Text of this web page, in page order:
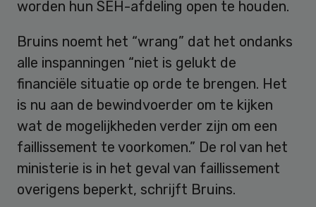
worden hun SEH-afdeling open te houden.
Bruins noemt het “wrang” dat het ondanks
alle inspanningen “niet is gelukt de
financiële situatie op orde te brengen. Het
is nu aan de bewindvoerder om te kijken
wat de mogelijkheden verder zijn om een
faillissement te voorkomen.” De rol van het
ministerie is in het geval van faillissement
overigens beperkt, schrijft Bruins.